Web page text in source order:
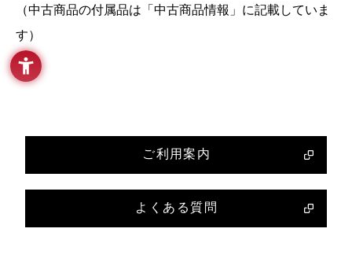
（中古商品の付属品は「中古商品情報」に記載していま
す）
ご利用案内
よくある質問